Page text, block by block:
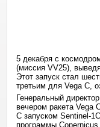
5 декабря с
(миссия VV25),
Этот запуск стал
третьим для Vega C,
Генеральный
вечером ракета Vega
С запуском Sentinel-
программы